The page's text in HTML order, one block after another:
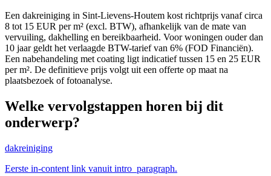
Een dakreiniging in Sint-Lievens-Houtem kost richtprijs vanaf circa
8 tot 15 EUR per m² (excl. BTW), afhankelijk van de mate van
vervuiling, dakhelling en bereikbaarheid. Voor woningen ouder dan
10 jaar geldt het verlaagde BTW-tarief van 6% (FOD Financiën).
Een nabehandeling met coating ligt indicatief tussen 15 en 25 EUR
per m². De definitieve prijs volgt uit een offerte op maat na
plaatsbezoek of fotoanalyse.
Welke vervolgstappen horen bij dit
onderwerp?
dakreiniging
Eerste in-content link vanuit intro_paragraph.